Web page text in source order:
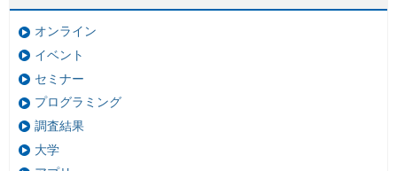
オンライン
イベント
セミナー
プログラミング
調査結果
大学